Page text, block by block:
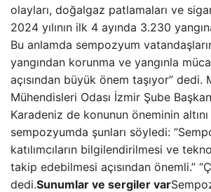
olayları, doğalgaz patlamaları ve
2024 yılının ilk 4 ayında 3.230
Bu anlamda sempozyum
yangından korunma ve yangınla
açısından büyük önem taşıyor” dedi.
Mühendisleri Odası İzmir Şube
Karadeniz de konunun öneminin
sempozyumda şunları söyledi:
katılımcıların bilgilendirilmesi ve
takip edebilmesi açısından önemli.”
dedi.Sunumlar ve sergiler var